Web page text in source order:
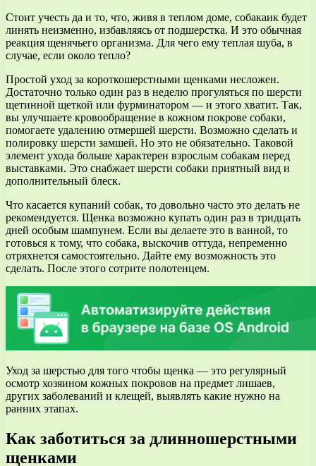
Стоит учесть да и то, что, живя в теплом доме, собакаик будет
линять неизменно, избавляясь от подшерстка. И это обычная
реакция щенячьего организма. Для чего ему теплая шуба, в
случае, если около тепло?
Простой уход за короткошерстными щенками несложен.
Достаточно только один раз в неделю прогуляться по шерсти
щетинной щеткой или фурминатором — и этого хватит. Так,
вы улучшаете кровообращение в кожном покрове собаки,
помогаете удалению отмершей шерсти. Возможно сделать и
полировку шерсти замшей. Но это не обязательно. Таковой
элемент ухода больше характерен взрослым собакам перед
выставками. Это снабжает шерсти собаки приятный вид и
дополнительный блеск.
Что касается купаний собак, то довольно часто это делать не
рекомендуется. Щенка возможно купать один раз в тридцать
дней особым шампунем. Если вы делаете это в ванной, то
готовься к тому, что собака, выскочив оттуда, непременно
отряхнется самостоятельно. Дайте ему возможность это
сделать. После этого сотрите полотенцем.
Уход за шерстью для того чтобы щенка — это регулярный
осмотр хозяином кожных покровов на предмет лишаев,
других заболеваний и клещей, выявлять какие нужно на
ранних этапах.
Как заботиться за длинношерстными
щенками